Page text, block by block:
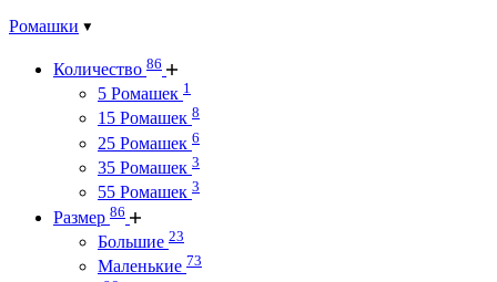
Ромашки
Количество 86
5 Ромашек 1
15 Ромашек 8
25 Ромашек 6
35 Ромашек 3
55 Ромашек 3
Размер 86
Большие 23
Маленькие 73